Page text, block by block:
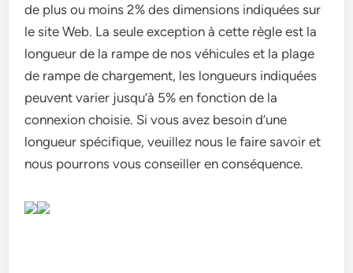
de plus ou moins 2% des dimensions indiquées sur
le site Web. La seule exception à cette règle est la
longueur de la rampe de nos véhicules et la plage
de rampe de chargement, les longueurs indiquées
peuvent varier jusqu’à 5% en fonction de la
connexion choisie. Si vous avez besoin d’une
longueur spécifique, veuillez nous le faire savoir et
nous pourrons vous conseiller en conséquence.